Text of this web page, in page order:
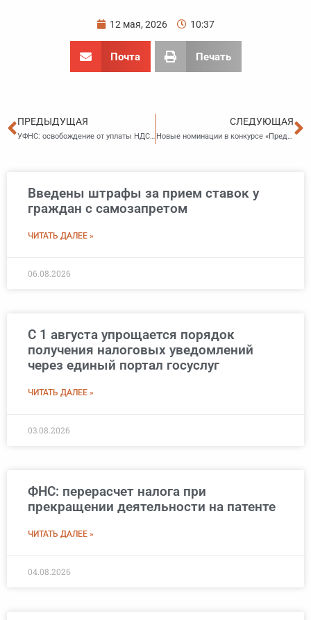
12 мая, 2026 10:37
Почта Печать
Пред
ПРЕДЫДУЩАЯ
УФНС: освобождение от уплаты НДС с взысканной по решению суда задолженности за выполненные работы, которые истец произвел на патенте
СЛЕДУЮЩАЯ
Новые номинации в конкурсе «Предприниматель года»
Введены штрафы за прием ставок у
граждан с самозапретом
ЧИТАТЬ ДАЛЕЕ »
06.08.2026
С 1 августа упрощается порядок
получения налоговых уведомлений
через единый портал госуслуг
ЧИТАТЬ ДАЛЕЕ »
03.08.2026
ФНС: перерасчет налога при
прекращении деятельности на патенте
ЧИТАТЬ ДАЛЕЕ »
04.08.2026